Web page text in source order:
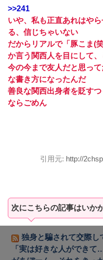
>>241
いや、私も正直あれはや
る、信じちゃいない
だからリアルで「豚こま(
か言う関西人を目にして
今の今まで友人だと思っ
な書き方になったんだ
善良な関西出身者を貶す
ならごめん
引用元: http://
次にこちらの記事はいか
独身と騙されて交際し
「実は好きな人ができ